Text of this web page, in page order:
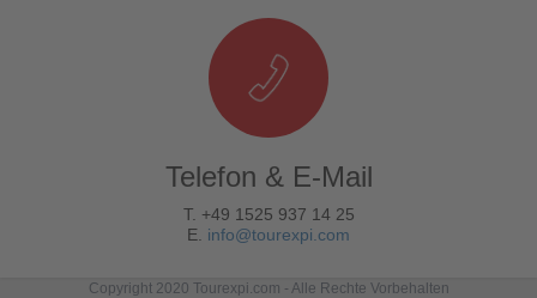
Telefon & E-Mail
T. +49 1525 937 14 25
E. info@tourexpi.com
Copyright 2020 Tourexpi.com - Alle Rechte Vorbehalten